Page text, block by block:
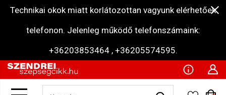
Technikai okok miatt korlátozottan vagyunk elérhetőek
telefonon. Jelenleg működő telefonszámaink:
+36203853464 , +36205574595.